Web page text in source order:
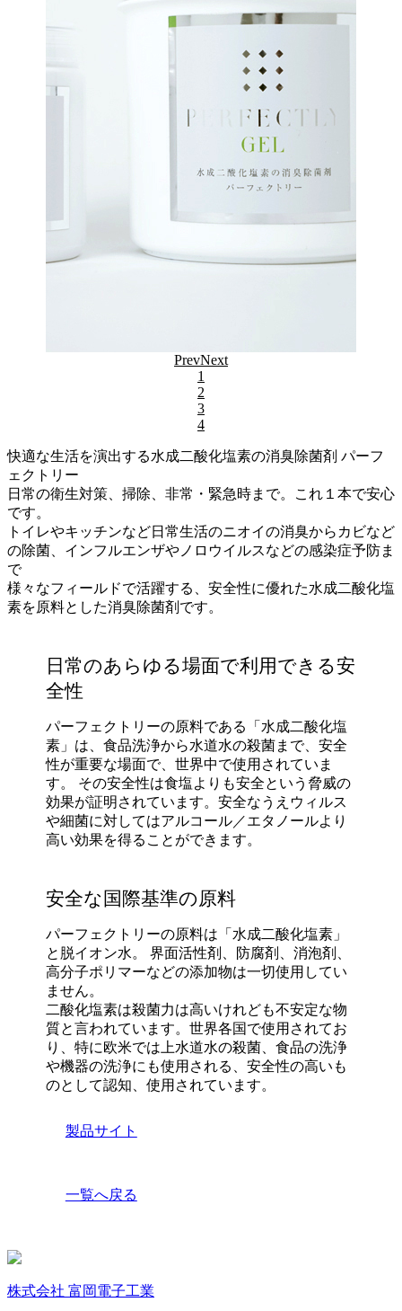
PrevNext
1
2
3
4
快適な生活を演出する水成二酸化塩素の消臭除菌剤 パーフ
ェクトリー
日常の衛生対策、掃除、非常・緊急時まで。これ１本で安心
です。
トイレやキッチンなど日常生活のニオイの消臭からカビなど
の除菌、インフルエンザやノロウイルスなどの感染症予防ま
で
様々なフィールドで活躍する、安全性に優れた水成二酸化塩
素を原料とした消臭除菌剤です。
日常のあらゆる場面で利用できる安
全性
パーフェクトリーの原料である「水成二酸化塩
素」は、食品洗浄から水道水の殺菌まで、安全
性が重要な場面で、世界中で使用されていま
す。 その安全性は食塩よりも安全という脅威の
効果が証明されています。安全なうえウィルス
や細菌に対してはアルコール／エタノールより
高い効果を得ることができます。
安全な国際基準の原料
パーフェクトリーの原料は「水成二酸化塩素」
と脱イオン水。 界面活性剤、防腐剤、消泡剤、
高分子ポリマーなどの添加物は一切使用してい
ません。
二酸化塩素は殺菌力は高いけれども不安定な物
質と言われています。世界各国で使用されてお
り、特に欧米では上水道水の殺菌、食品の洗浄
や機器の洗浄にも使用される、安全性の高いも
のとして認知、使用されています。
製品サイト
一覧へ戻る
株式会社 富岡電子工業